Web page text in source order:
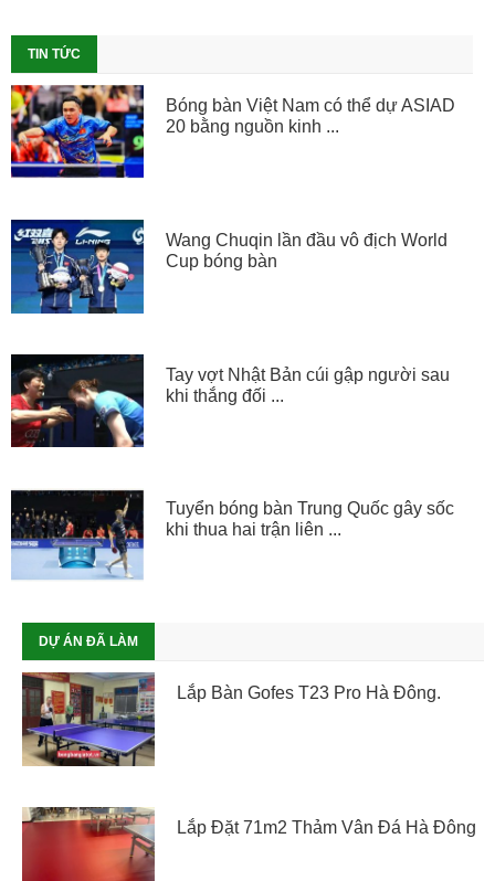
TIN TỨC
Bóng bàn Việt Nam có thể dự ASIAD
20 bằng nguồn kinh ...
Wang Chuqin lần đầu vô địch World
Cup bóng bàn
Tay vợt Nhật Bản cúi gập người sau
khi thắng đối ...
Tuyển bóng bàn Trung Quốc gây sốc
khi thua hai trận liên ...
DỰ ÁN ĐÃ LÀM
Lắp Bàn Gofes T23 Pro Hà Đông.
Lắp Đặt 71m2 Thảm Vân Đá Hà Đông